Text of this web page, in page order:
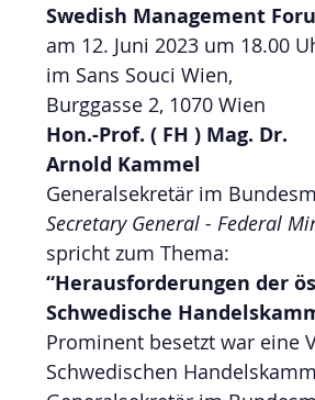
Swedish Management
am 12. Juni 2023 um 18.00
im Sans Souci Wien,
Burggasse 2, 1070 Wien
Hon.-Prof. ( FH ) Mag. Dr.
Arnold Kammel
Generalsekretär im
Secretary General - Federal
spricht zum Thema:
“Herausforderungen der
Schwedische
Prominent besetzt war eine
Schwedischen